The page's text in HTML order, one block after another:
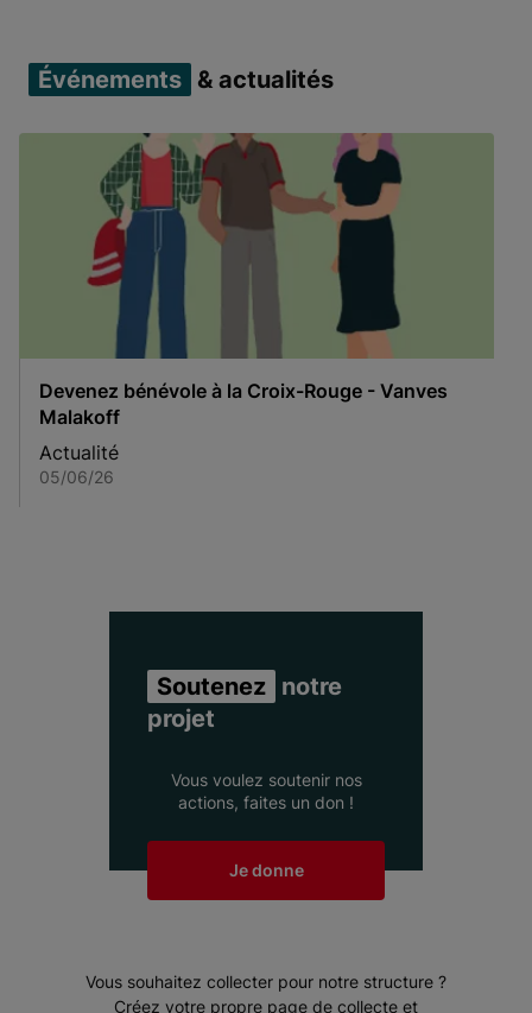
Événements & actualités
Devenez bénévole à la Croix-Rouge - Vanves
Malakoff
Actualité
05/06/26
Soutenez notre
projet
Vous voulez soutenir nos
actions, faites un don !
Je donne
Vous souhaitez collecter pour notre structure ?
Créez votre propre page de collecte et